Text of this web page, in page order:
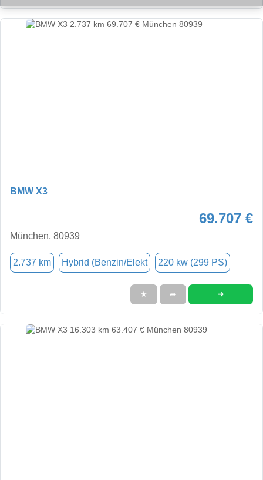
BMW X3
69.707 €
München, 80939
2.737 km Hybrid (Benzin/Elekt 220 kw (299 PS)
★ ➦ ➜